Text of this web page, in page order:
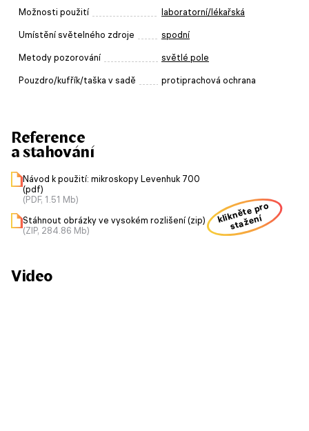
Možnosti použití laboratorní/lékařská
Umístění světelného zdroje spodní
Metody pozorování světlé pole
Pouzdro/kufřík/taška v sadě protiprachová ochrana
Reference
a stahování
Návod k použití: mikroskopy Levenhuk 700
(pdf)
(PDF, 1.51 Mb)
Stáhnout obrázky ve vysokém rozlišení (zip)
(ZIP, 284.86 Mb)
klikněte pro
stažení
Video